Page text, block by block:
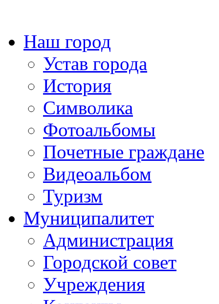
Наш город
Устав города
История
Символика
Фотоальбомы
Почетные граждане
Видеоальбом
Туризм
Муниципалитет
Администрация
Городской совет
Учреждения